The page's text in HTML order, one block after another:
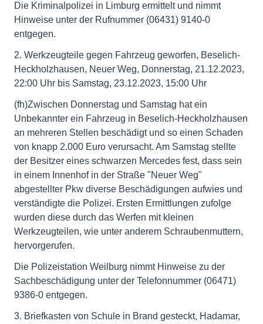
Die Kriminalpolizei in Limburg ermittelt und nimmt
Hinweise unter der Rufnummer (06431) 9140-0
entgegen.
2. Werkzeugteile gegen Fahrzeug geworfen, Beselich-
Heckholzhausen, Neuer Weg, Donnerstag, 21.12.2023,
22:00 Uhr bis Samstag, 23.12.2023, 15:00 Uhr
(fh)Zwischen Donnerstag und Samstag hat ein
Unbekannter ein Fahrzeug in Beselich-Heckholzhausen
an mehreren Stellen beschädigt und so einen Schaden
von knapp 2.000 Euro verursacht. Am Samstag stellte
der Besitzer eines schwarzen Mercedes fest, dass sein
in einem Innenhof in der Straße "Neuer Weg"
abgestellter Pkw diverse Beschädigungen aufwies und
verständigte die Polizei. Ersten Ermittlungen zufolge
wurden diese durch das Werfen mit kleinen
Werkzeugteilen, wie unter anderem Schraubenmuttern,
hervorgerufen.
Die Polizeistation Weilburg nimmt Hinweise zu der
Sachbeschädigung unter der Telefonnummer (06471)
9386-0 entgegen.
3. Briefkasten von Schule in Brand gesteckt, Hadamar,